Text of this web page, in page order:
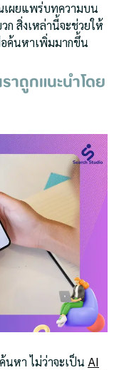
ผยแพร่บทความบน
ก สิ่งเหล่านี้จะช่วยให้
ค้นหาเพิ่มมากขึ้น
าถูกแนะนำโดย
นหา ไม่ว่าจะเป็น AI